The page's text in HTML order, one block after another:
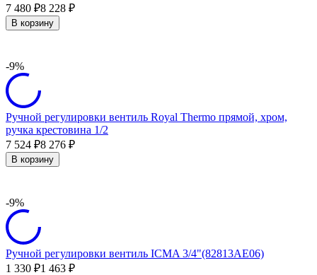
7 480 ₽8 228 ₽
В корзину
-9%
Ручной регулировки вентиль Royal Thermo прямой, хром,
ручка крестовина 1/2
7 524 ₽8 276 ₽
В корзину
-9%
Ручной регулировки вентиль ICMA 3/4"(82813AE06)
1 330 ₽1 463 ₽